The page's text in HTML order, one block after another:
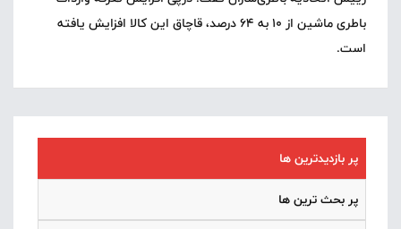
باطری ماشین از 10 به 64 درصد، قاچاق این کالا افزایش یافته
است.
پر بازدیدترین ها
پر بحث ترین ها